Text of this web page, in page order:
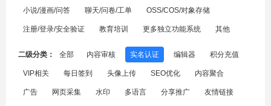
小说/漫画/问答 聊天/问卷/工单 OSS/COS/对象存储
注册/登录/安全验证 教育培训 更多独立功能系统 其他
二级分类： 全部 内容审核 实名认证 编辑器 积分充值
VIP相关 每日签到 头像上传 SEO优化 内容聚合
广告 网页采集 水印 多语言 分享推广 友情链接